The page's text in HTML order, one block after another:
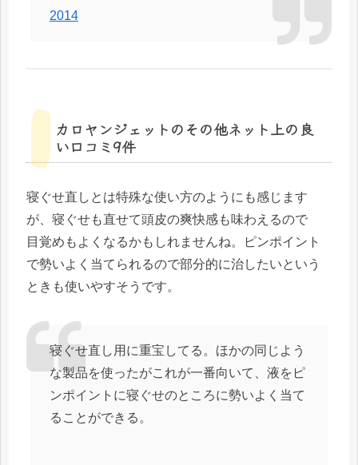
2014
カロヤンジェットのその他ネット上の良
い口コミ9件
寝ぐせ直しとは特殊な使い方のようにも感じます
が、寝ぐせも直せて頭皮の爽快感も味わえるので
目覚めもよくなるかもしれませんね。ピンポイント
で勢いよく当てられるので部分的に治したいという
ときも使いやすそうです。
寝ぐせ直し用に重宝してる。ほかの同じよう
な製品を使ったがこれが一番向いて、液をピ
ンポイントに寝ぐせのところに勢いよく当て
ることができる。